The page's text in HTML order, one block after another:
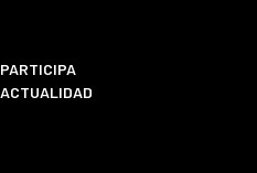
PARTICIPA
ACTUALIDAD